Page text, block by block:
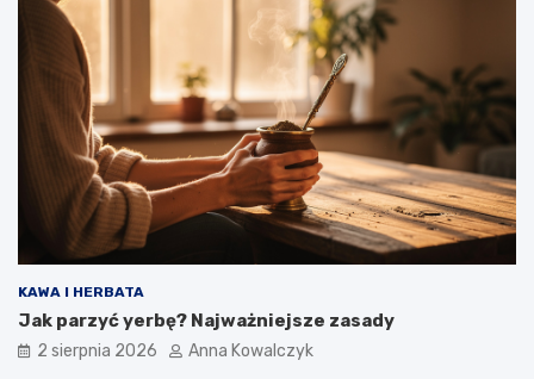
KAWA I HERBATA
Jak parzyć yerbę? Najważniejsze zasady
2 sierpnia 2026 Anna Kowalczyk